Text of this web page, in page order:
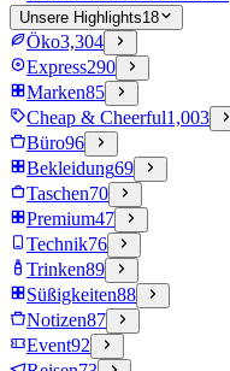
Unsere Highlights18
Öko3,304
Express290
Marken85
Cheap & Cheerful1,003
Büro96
Bekleidung69
Taschen70
Premium47
Technik76
Trinken89
Süßigkeiten88
Notizen87
Event92